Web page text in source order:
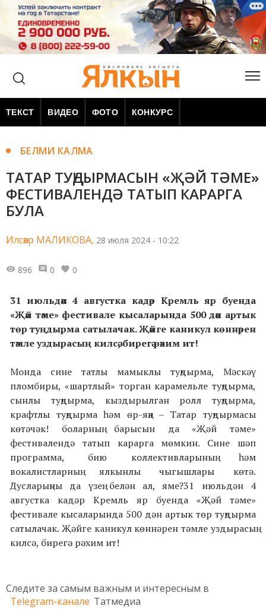
ТЕКСТ ВИДЕО ФОТО КОНКУРС
БЕЛМИ КАЛМА
ТАТАР ТУҢДЫРМАСЫН «ҖӘЙ ТӘМЕ»
ФЕСТИВАЛЕНДӘ ТАТЫП КАРАРГА
БУЛА
Илсөяр МАЛИКОВА, 28 июля 2024 - 10:22
896 0 0
31 июльдән 4 августка кадәр Кремль яр буенда
«Җәй тәме» фестивале кысаларында 500 дән артык
төр туңдырма сатылачак. Җәйге каникул көннәрен
тәмле уздырасың килсә, бирегә рәхим ит!
Монда сине татлы мамыклы туңдырма, Мәскәү
пломбиры, «шартлый» торган карамельле туңдырма,
сынлы туңдырма, кыздырылган ролл туңдырма,
крафтлы туңдырма һәм өр-яңа – Татар туңдырмасы
көтәчәк! боларның барысын да «Җәй тәме»
фестивалендә татып карарга мөмкин. Сине шәп
программа, бию коллективларының һәм
вокалистларның ялкынлы чыгышлары көтә.
Дусларыңны да үзең белән ал, яме?31 июльдән 4
августка кадәр Кремль яр буенда «Җәй тәме»
фестивале кысаларында 500 дән артык төр туңдырма
сатылачак. Җәйге каникул көннәрен тәмле уздырасың
килсә, бирегә рәхим ит!
Следите за самым важным и интересным в
Telegram-канале Татмедиа